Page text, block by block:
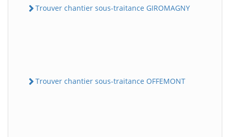
Trouver chantier sous-traitance GIROMAGNY
Trouver chantier sous-traitance OFFEMONT